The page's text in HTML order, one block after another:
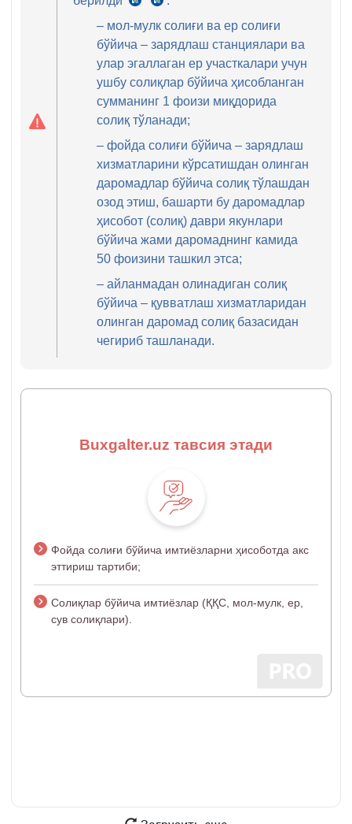
й.
ПҚ-444-
сон,
5-
б.
483-
м.
94-
к
– мол-мулк солиғи ва ер солиғи
бўйича – зарядлаш станциялари ва
улар эгаллаган ер участкалари учун
ушбу солиқлар бўйича ҳисобланган
сумманинг 1 фоизи миқдорида
солиқ тўланади;
– фойда солиғи бўйича – зарядлаш
хизматларини кўрсатишдан олинган
даромадлар бўйича солиқ тўлашдан
озод этиш, башарти бу даромадлар
ҳисобот (солиқ) даври якунлари
бўйича жами даромаднинг камида
50 фоизини ташкил этса;
– айланмадан олинадиган солиқ
бўйича – қувватлаш хизматларидан
олинган даромад солиқ базасидан
чегириб ташланади.
Buxgalter.uz тавсия этади
Фойда солиғи бўйича имтиёзларни ҳисоботда акс
эттириш тартиби;
Солиқлар бўйича имтиёзлар (ҚҚС, мол-мулк, ер,
сув солиқлари).